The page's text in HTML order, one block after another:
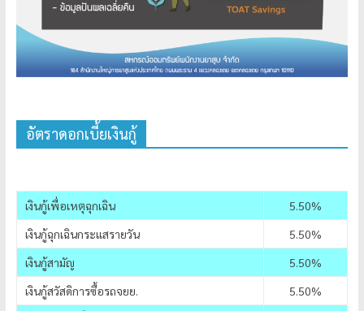
อัตราดอกเบี้ยเงินกู้
เงินกู้เพื่อเหตุฉุกเฉิน
5.50%
เงินกู้ฉุกเฉินกระแสรายวัน
5.50%
เงินกู้สามัญ
5.50%
เงินกู้สวัสดิการซื้อรถจยย.
5.50%